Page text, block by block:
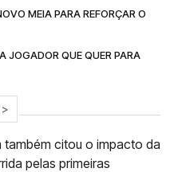
MEIA PARA REFORÇAR O
JOGADOR QUE QUER PARA
>
também citou o impacto da
pelas primeiras